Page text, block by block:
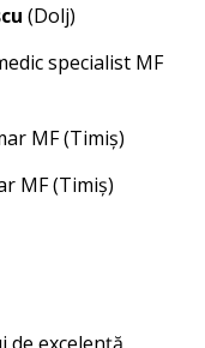
(Dolj)
specialist MF
MF (Timiș)
MF (Timiș)
de excelență